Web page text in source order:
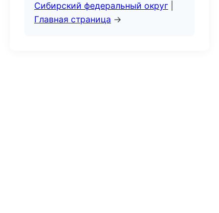
Сибирский федеральный округ
Главная страница →